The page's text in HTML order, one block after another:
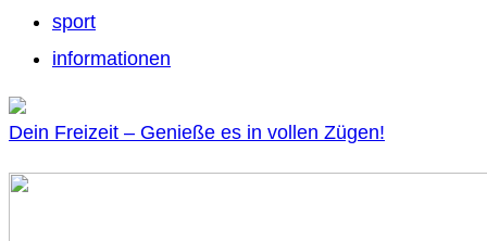
sport
informationen
Dein Freizeit – Genieße es in vollen Zügen!